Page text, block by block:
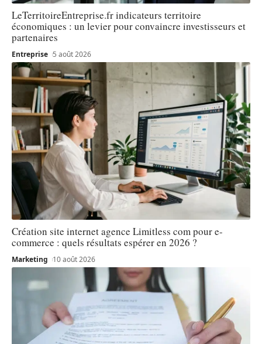
LeTerritoireEntreprise.fr indicateurs territoire
économiques : un levier pour convaincre investisseurs et
partenaires
Entreprise 5 août 2026
Création site internet agence Limitless com pour e-
commerce : quels résultats espérer en 2026 ?
Marketing 10 août 2026